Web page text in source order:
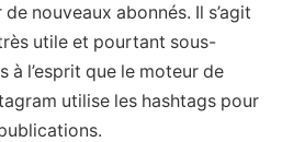
nouveaux abonnés. Il s’agit
utile et pourtant sous-
à l’esprit que le moteur de
utilise les hashtags pour